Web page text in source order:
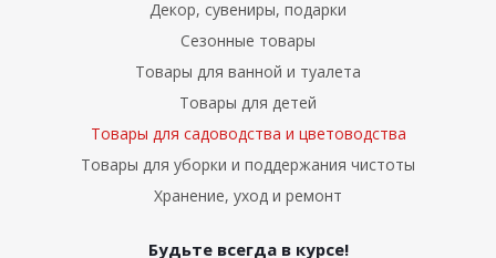
Декор, сувениры, подарки
Сезонные товары
Товары для ванной и туалета
Товары для детей
Товары для садоводства и цветоводства
Товары для уборки и поддержания чистоты
Хранение, уход и ремонт
Будьте всегда в курсе!